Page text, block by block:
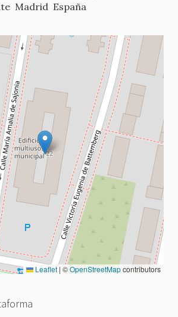
Madrid España
Leaflet | ©OpenStreetMapcontributors